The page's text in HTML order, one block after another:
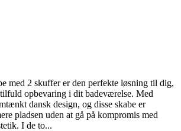
med 2 skuffer er den perfekte løsning til dig,
opbevaring i dit badeværelse. Med
dansk design, og disse skabe er
pladsen uden at gå på kompromis med
I de to...